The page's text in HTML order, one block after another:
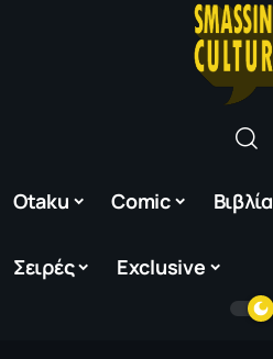
Otaku Comic Βιβλία
Σειρές Exclusive